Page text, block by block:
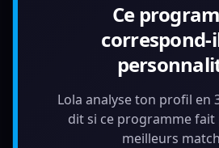
Ce
correspond-
Lola analyse ton profil en
dit si ce programme fait
meilleurs